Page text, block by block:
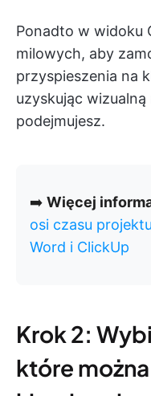
Ponadto w widoku
milowych, aby
przyspieszenia na
uzyskując
podejmujesz.
➡️ Więcej
osi czasu
Word i ClickUp
Krok 2:
które